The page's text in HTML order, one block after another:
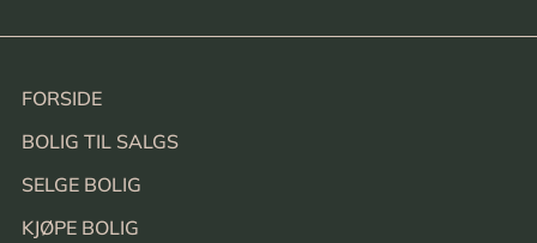
FORSIDE
BOLIG TIL SALGS
SELGE BOLIG
KJØPE BOLIG